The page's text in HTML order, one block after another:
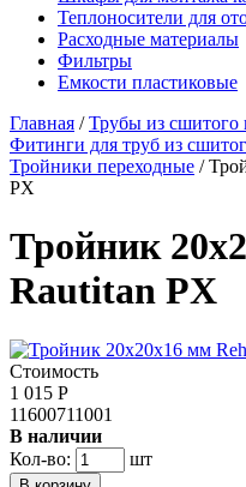
Теплоносители для
Расходные материалы
Фильтры
Емкости пластиковые
Главная / Трубы из сшитого
Фитинги для труб из
Тройники переходные /
PX
Тройник
Rautitan PX
Стоимость
1 015 Р
11600711001
В наличии
Кол-во:
шт